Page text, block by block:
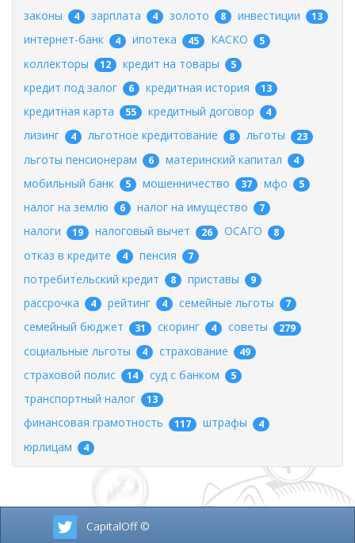
законы 4 зарплата 4 золото 8 инвестиции 13
интернет-банк 4 ипотека 45 КАСКО 5
коллекторы 12 кредит на товары 5
кредит под залог 6 кредитная история 13
кредитная карта 55 кредитный договор 4
лизинг 4 льготное кредитование 8 льготы 23
льготы пенсионерам 6 материнский капитал 4
мобильный банк 5 мошенничество 37 мфо 5
налог на землю 6 налог на имущество 7
налоги 19 налоговый вычет 26 ОСАГО 8
отказ в кредите 4 пенсия 7
потребительский кредит 8 приставы 9
рассрочка 4 рейтинг 4 семейные льготы 7
семейный бюджет 31 скоринг 4 советы 279
социальные льготы 4 страхование 49
страховой полис 14 суд с банком 5
транспортный налог 13
финансовая грамотность 117 штрафы 4
юрлицам 4
CapitalOff ©